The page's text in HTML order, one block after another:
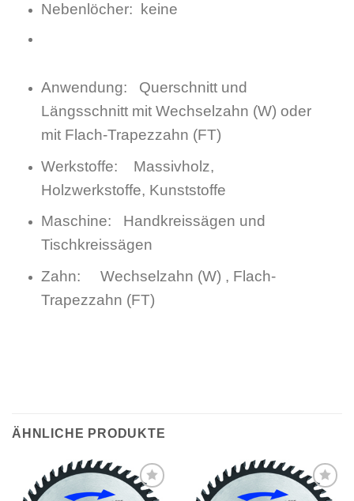
Nebenlöcher: keine
Anwendung: Querschnitt und
Längsschnitt mit Wechselzahn (W) oder
mit Flach-Trapezzahn (FT)
Werkstoffe: Massivholz,
Holzwerkstoffe, Kunststoffe
Maschine: Handkreissägen und
Tischkreissägen
Zahn: Wechselzahn (W) , Flach-
Trapezzahn (FT)
ÄHNLICHE PRODUKTE